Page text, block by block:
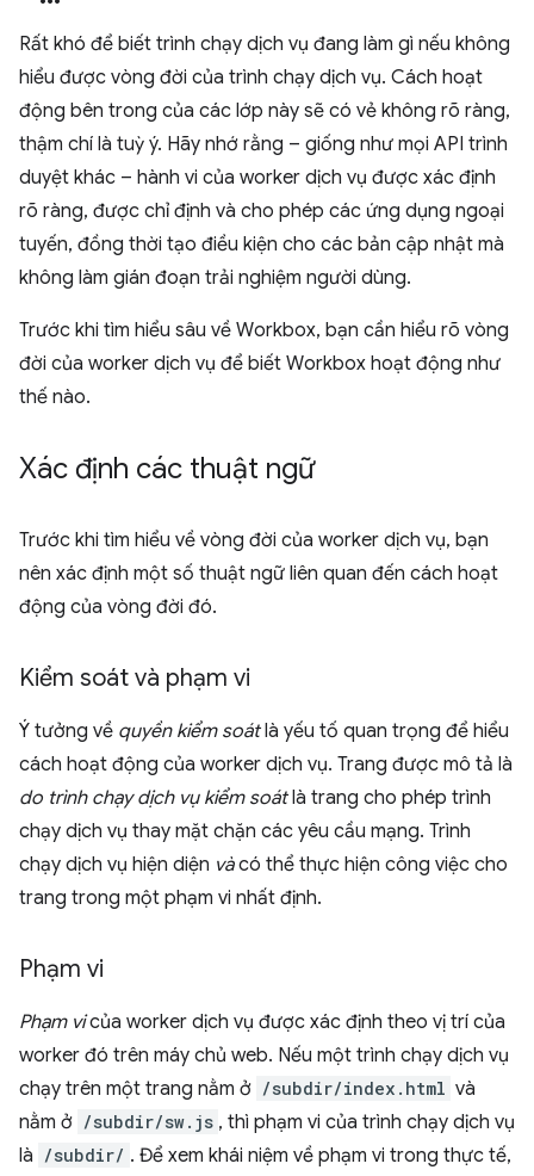
Rất khó để biết trình chạy dịch vụ đang làm gì nếu không
hiểu được vòng đời của trình chạy dịch vụ. Cách hoạt
động bên trong của các lớp này sẽ có vẻ không rõ ràng,
thậm chí là tuỳ ý. Hãy nhớ rằng – giống như mọi API trình
duyệt khác – hành vi của worker dịch vụ được xác định
rõ ràng, được chỉ định và cho phép các ứng dụng ngoại
tuyến, đồng thời tạo điều kiện cho các bản cập nhật mà
không làm gián đoạn trải nghiệm người dùng.
Trước khi tìm hiểu sâu về Workbox, bạn cần hiểu rõ vòng
đời của worker dịch vụ để biết Workbox hoạt động như
thế nào.
Xác định các thuật ngữ
Trước khi tìm hiểu về vòng đời của worker dịch vụ, bạn
nên xác định một số thuật ngữ liên quan đến cách hoạt
động của vòng đời đó.
Kiểm soát và phạm vi
Ý tưởng về quyền kiểm soátlà yếu tố quan trọng để hiểu
cách hoạt động của worker dịch vụ. Trang được mô tả là
do trình chạy dịch vụ kiểm soátlà trang cho phép trình
chạy dịch vụ thay mặt chặn các yêu cầu mạng. Trình
chạy dịch vụ hiện diện vàcó thể thực hiện công việc cho
trang trong một phạm vi nhất định.
Phạm vi
Phạm vicủa worker dịch vụ được xác định theo vị trí của
worker đó trên máy chủ web. Nếu một trình chạy dịch vụ
chạy trên một trang nằm ở /subdir/index.html và
nằm ở /subdir/sw.js , thì phạm vi của trình chạy dịch vụ
là /subdir/ . Để xem khái niệm về phạm vi trong thực tế,